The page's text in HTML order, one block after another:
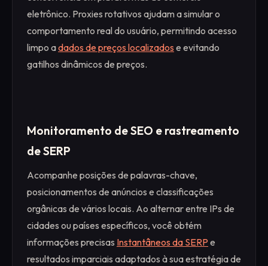
eletrônico. Proxies rotativos ajudam a simular o
comportamento real do usuário, permitindo acesso
limpo adados de preços localizadose evitando
gatilhos dinâmicos de preços.
Monitoramento de SEO e rastreamento
de SERP
Acompanhe posições de palavras-chave,
posicionamentos de anúncios e classificações
orgânicas de vários locais. Ao alternar entre IPs de
cidades ou países específicos, você obtém
informações precisas Instantâneos da SERP e
resultados imparciais adaptados à sua estratégia de